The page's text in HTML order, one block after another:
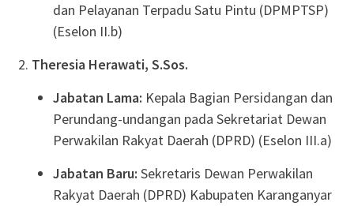
dan Pelayanan Terpadu Satu Pintu (DPMPTSP)
(Eselon II.b)
Theresia Herawati, S.Sos.
Jabatan Lama: Kepala Bagian Persidangan dan
Perundang-undangan pada Sekretariat Dewan
Perwakilan Rakyat Daerah (DPRD) (Eselon III.a)
Jabatan Baru: Sekretaris Dewan Perwakilan
Rakyat Daerah (DPRD) Kabupaten Karanganyar